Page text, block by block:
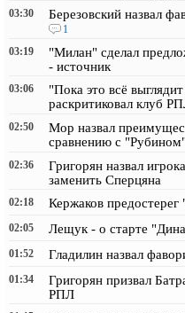
03:30 Березовский назвал
1
03:19
"Милан" сделал
- источник
03:06
"Пока это всё
раскритиковал клуб
02:50
Мор назвал
сравнению с
02:36
Григорян назвал
заменить Сперцяна
02:18 Кержаков
02:05 Лещук - о старте
01:52 Гладилин назвал
01:34
Григорян призвал
РПЛ